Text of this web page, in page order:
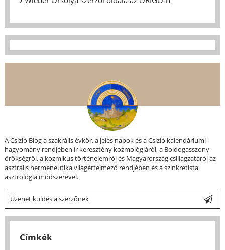
A Csízió Blog a szakrális évkör, a jeles napok és a Csízió kalendáriumi-
hagyomány rendjében ír keresztény kozmológiáról, a Boldogasszony-
örökségről, a kozmikus történelemről és Magyarország csillagzatáról az
asztrális hermeneutika világértelmező rendjében és a szinkretista
asztrológia módszerével.
Üzenet küldés a szerzőnek
Címkék